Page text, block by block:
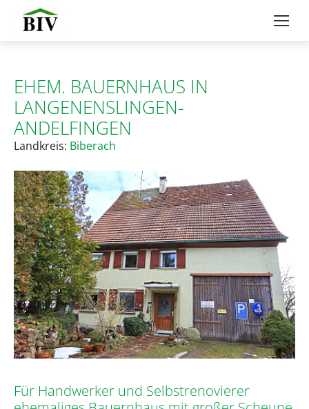
EHEM. BAUERNHAUS IN
LANGENENSLINGEN-
ANDELFINGEN
Landkreis: Biberach
Für Handwerker und Selbstrenovierer